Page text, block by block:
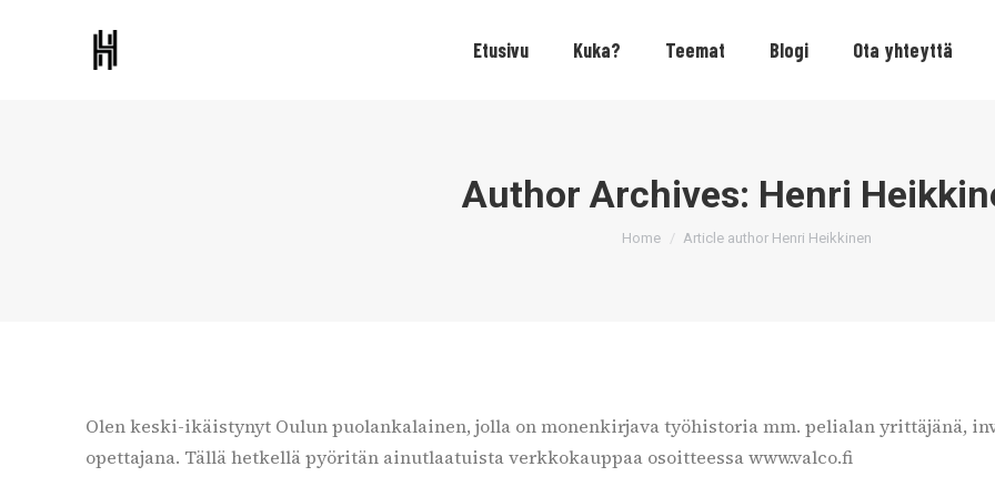
Etusivu Kuka? Teemat Blogi Ota yhteyttä
Author Archives: Henri
You are here:
Home Article author Henri Heikkinen
Olen keski-ikäistynyt Oulun puolankalainen, jolla on monenkirjava työhistoria mm. pelialan yrittäjänä,
opettajana. Tällä hetkellä pyöritän ainutlaatuista verkkokauppaa osoitteessa www.valco.fi